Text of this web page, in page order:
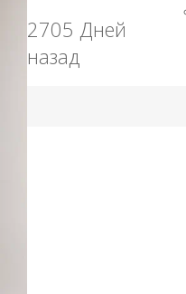
2705 Дней
назад